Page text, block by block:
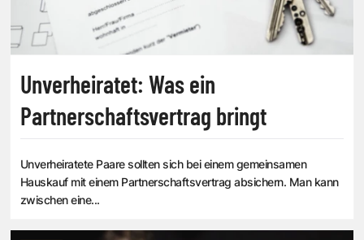
Unverheiratet: Was ein
Partnerschaftsvertrag bringt
Unverheiratete Paare sollten sich bei einem gemeinsamen
Hauskauf mit einem Partnerschaftsvertrag absichern. Man kann
zwischen eine...